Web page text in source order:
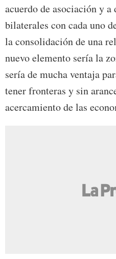
acuerdo de asociación y
bilaterales con cada uno
la consolidación de una
nuevo elemento sería la
sería de mucha ventaja
tener fronteras y sin
acercamiento de las